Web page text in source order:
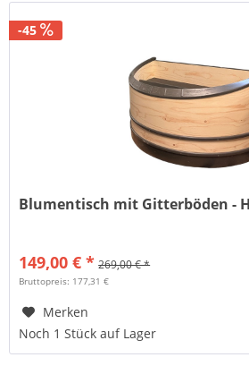
-45
Blumentisch mit Gitterböden -
149,00 € * 269,00 € *
Bruttopreis: 177,31 €
Merken
Noch 1 Stück auf Lager